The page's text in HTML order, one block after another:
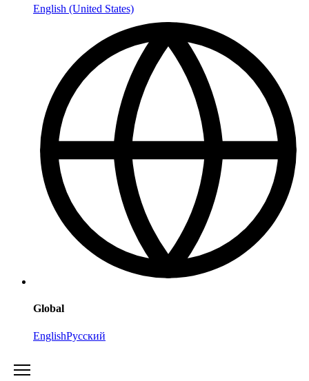
English (United States)
Global
EnglishРусский